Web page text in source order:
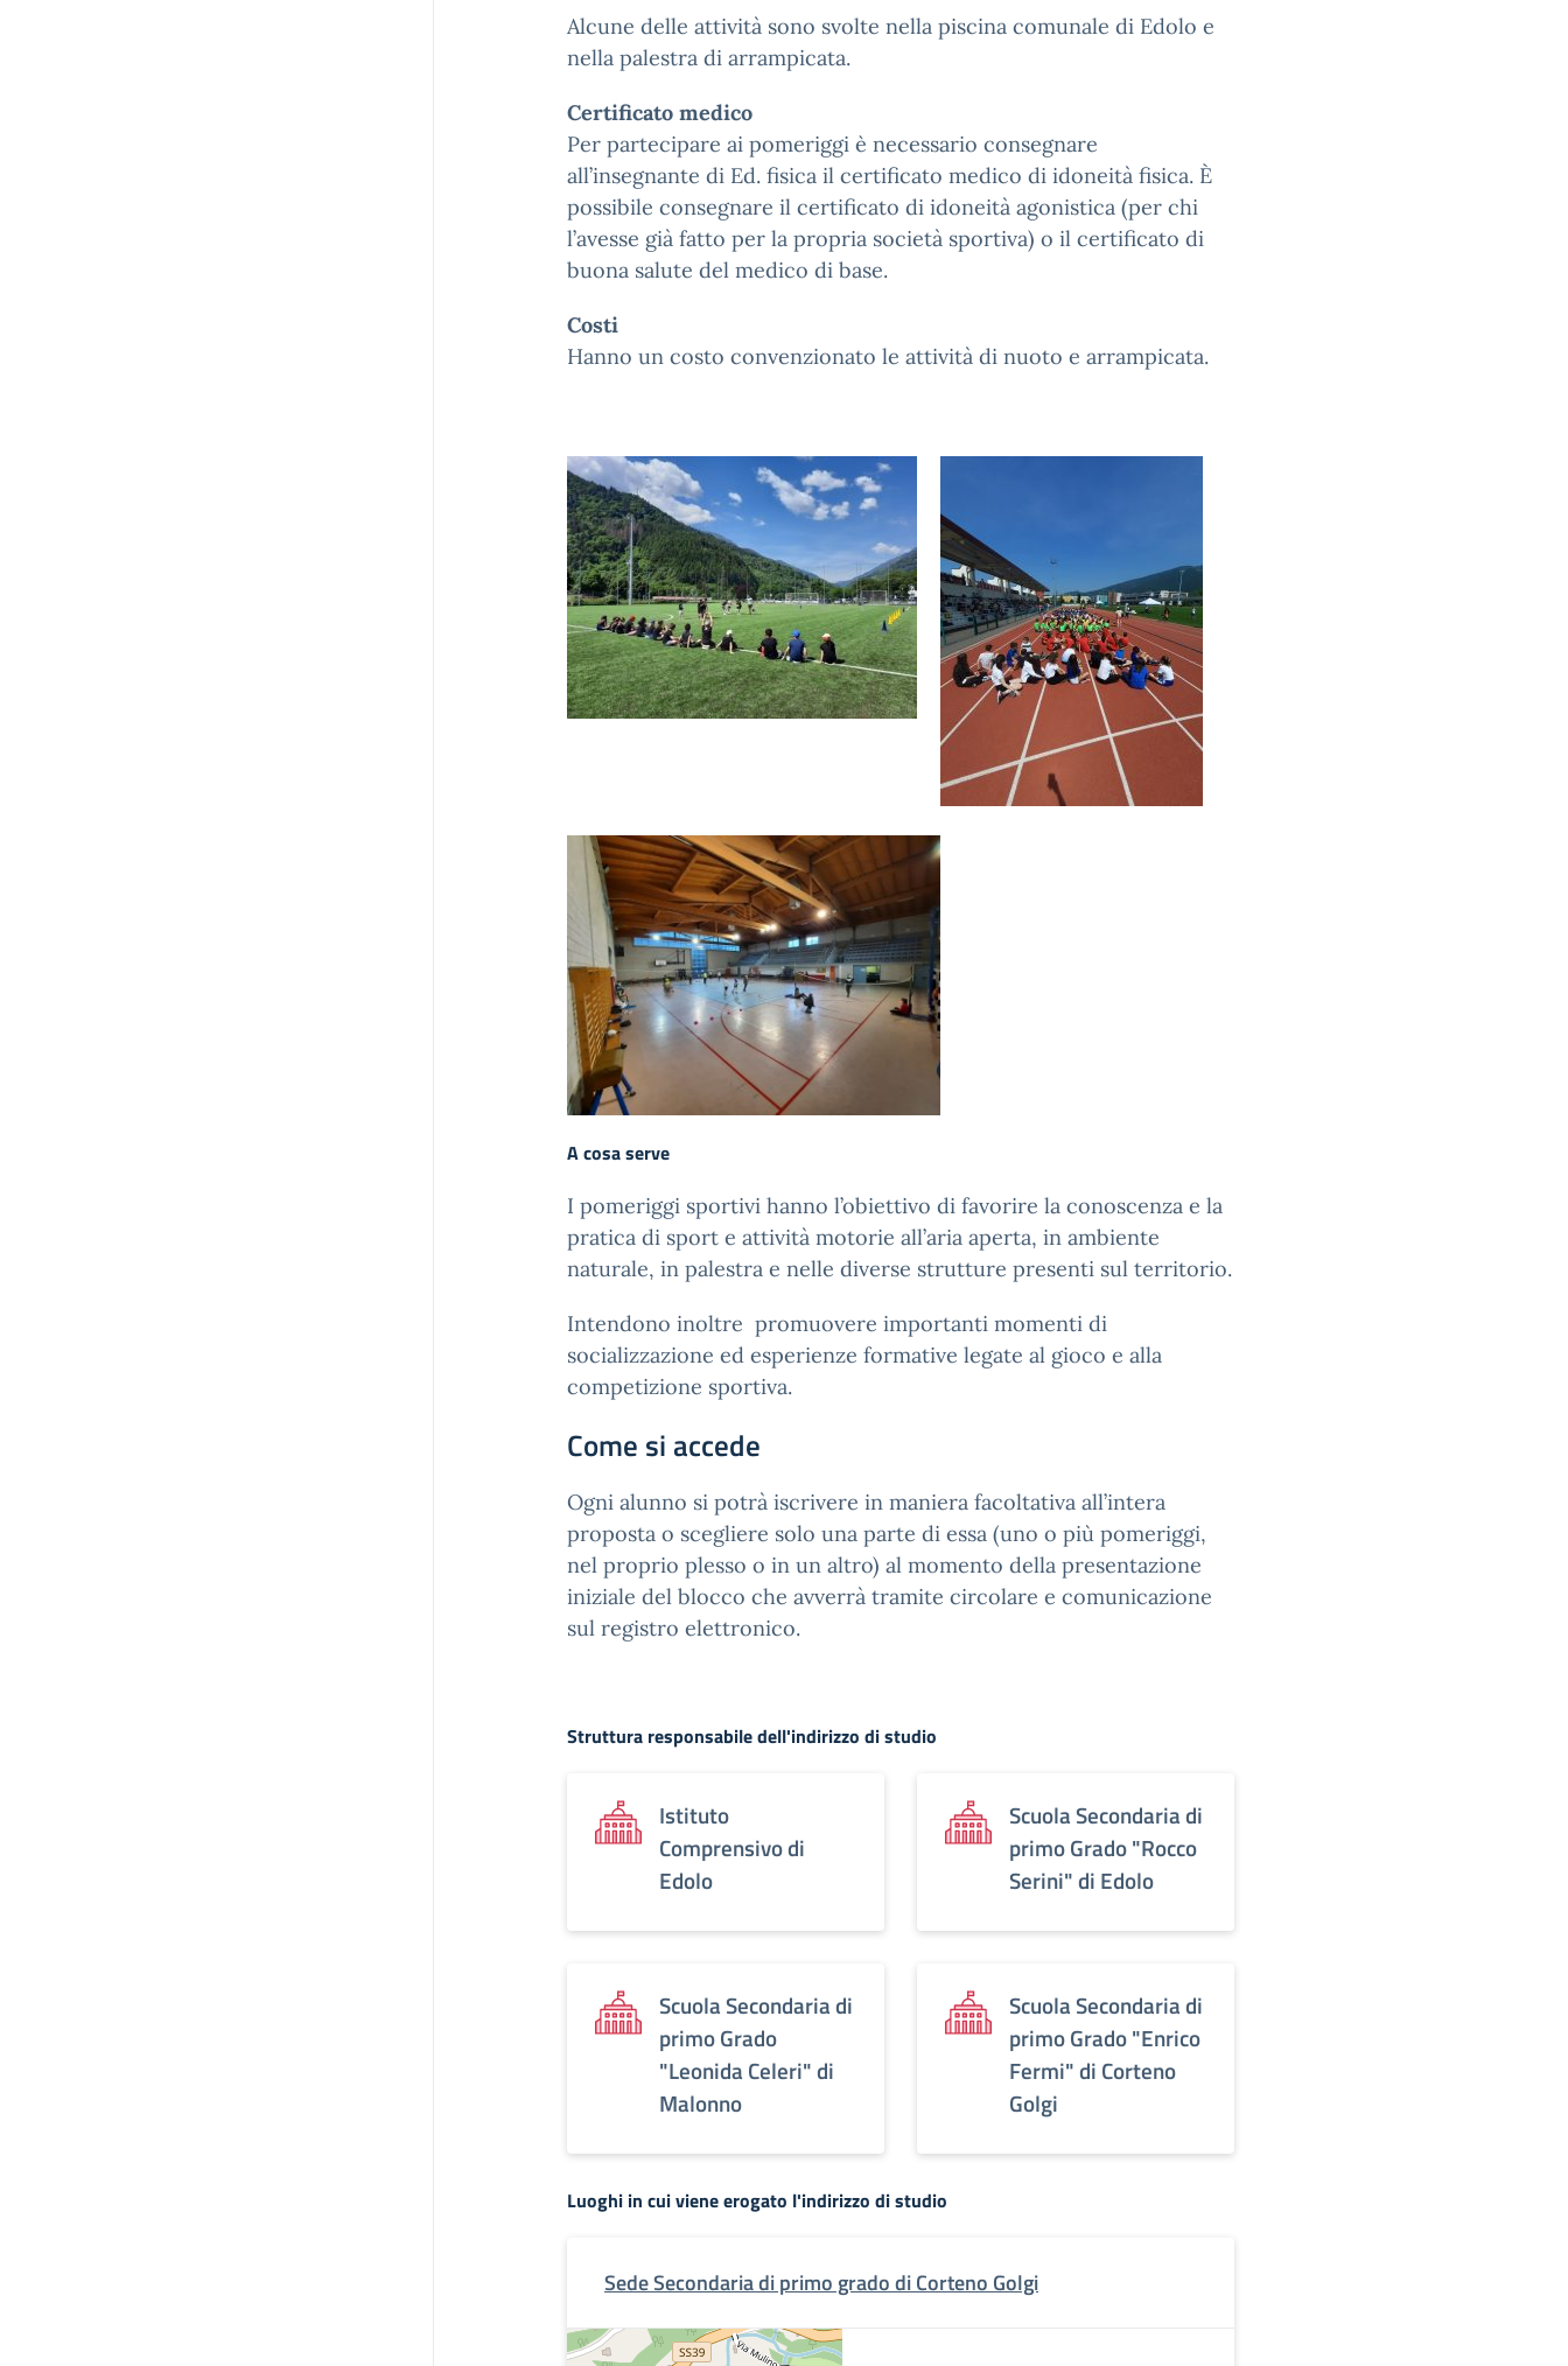
Alcune delle attività sono svolte nella piscina comunale di Edolo e
nella palestra di arrampicata.
Certificato medico
Per partecipare ai pomeriggi è necessario consegnare
all’insegnante di Ed. fisica il certificato medico di idoneità fisica. È
possibile consegnare il certificato di idoneità agonistica (per chi
l’avesse già fatto per la propria società sportiva) o il certificato di
buona salute del medico di base.
Costi
Hanno un costo convenzionato le attività di nuoto e arrampicata.
A cosa serve
I pomeriggi sportivi hanno l’obiettivo di favorire la conoscenza e la
pratica di sport e attività motorie all’aria aperta, in ambiente
naturale, in palestra e nelle diverse strutture presenti sul territorio.
Intendono inoltre promuovere importanti momenti di
socializzazione ed esperienze formative legate al gioco e alla
competizione sportiva.
Come si accede
Ogni alunno si potrà iscrivere in maniera facoltativa all’intera
proposta o scegliere solo una parte di essa (uno o più pomeriggi,
nel proprio plesso o in un altro) al momento della presentazione
iniziale del blocco che avverrà tramite circolare e comunicazione
sul registro elettronico.
Struttura responsabile dell'indirizzo di studio
Istituto
Comprensivo di
Edolo
Scuola Secondaria di
primo Grado "Rocco
Serini" di Edolo
Scuola Secondaria di
primo Grado
"Leonida Celeri" di
Malonno
Scuola Secondaria di
primo Grado "Enrico
Fermi" di Corteno
Golgi
Luoghi in cui viene erogato l'indirizzo di studio
Sede Secondaria di primo grado di Corteno Golgi